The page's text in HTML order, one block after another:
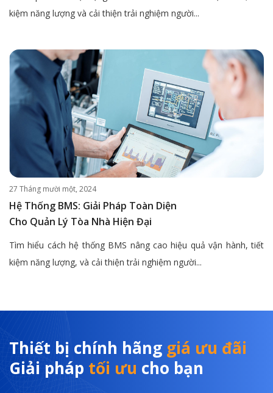
kiệm năng lượng và cải thiện trải nghiệm người...
27 Tháng mười một, 2024
Hệ Thống BMS: Giải Pháp Toàn Diện
Cho Quản Lý Tòa Nhà Hiện Đại
Tìm hiểu cách hệ thống BMS nâng cao hiệu quả vận hành, tiết
kiệm năng lượng, và cải thiện trải nghiệm người...
Thiết bị chính hãng giá ưu đãi
Giải pháp tối ưu cho bạn